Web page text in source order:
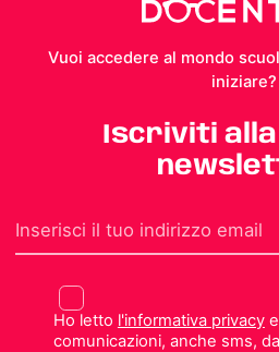
Vuoi accedere al mondo
iniziare?
Iscriviti
Ho letto l'informativa privacye
comunicazioni, anche sms,